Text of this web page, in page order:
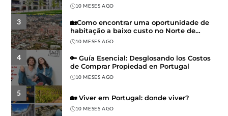
10 MESES AGO
3
🏡Como encontrar uma oportunidade de
habitação a baixo custo no Norte de
Portugal
10 MESES AGO
4
🔑 Guía Esencial: Desglosando los Costos
de Comprar Propiedad en Portugal
10 MESES AGO
5
🏡 Viver em Portugal: donde viver?
10 MESES AGO